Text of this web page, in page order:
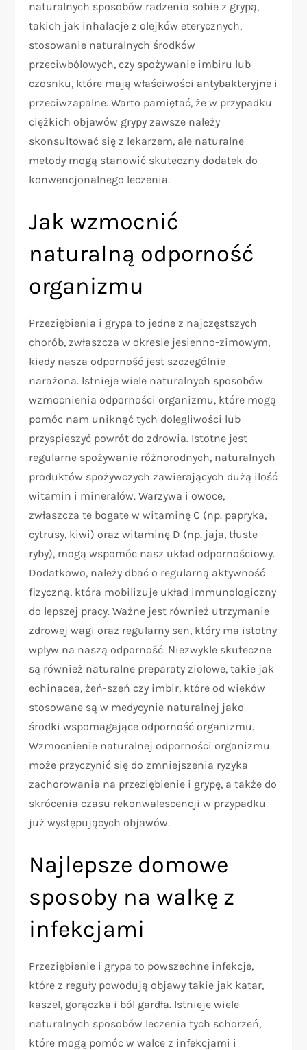
naturalnych sposobów radzenia sobie z grypą,
takich jak inhalacje z olejków eterycznych,
stosowanie naturalnych środków
przeciwbólowych, czy spożywanie imbiru lub
czosnku, które mają właściwości antybakteryjne i
przeciwzapalne. Warto pamiętać, że w przypadku
ciężkich objawów grypy zawsze należy
skonsultować się z lekarzem, ale naturalne
metody mogą stanowić skuteczny dodatek do
konwencjonalnego leczenia.
Jak wzmocnić
naturalną odporność
organizmu
Przeziębienia i grypa to jedne z najczęstszych
chorób, zwłaszcza w okresie jesienno-zimowym,
kiedy nasza odporność jest szczególnie
narażona. Istnieje wiele naturalnych sposobów
wzmocnienia odporności organizmu, które mogą
pomóc nam uniknąć tych dolegliwości lub
przyspieszyć powrót do zdrowia. Istotne jest
regularne spożywanie różnorodnych, naturalnych
produktów spożywczych zawierających dużą ilość
witamin i minerałów. Warzywa i owoce,
zwłaszcza te bogate w witaminę C (np. papryka,
cytrusy, kiwi) oraz witaminę D (np. jaja, tłuste
ryby), mogą wspomóc nasz układ odpornościowy.
Dodatkowo, należy dbać o regularną aktywność
fizyczną, która mobilizuje układ immunologiczny
do lepszej pracy. Ważne jest również utrzymanie
zdrowej wagi oraz regularny sen, który ma istotny
wpływ na naszą odporność. Niezwykle skuteczne
są również naturalne preparaty ziołowe, takie jak
echinacea, żeń-szeń czy imbir, które od wieków
stosowane są w medycynie naturalnej jako
środki wspomagające odporność organizmu.
Wzmocnienie naturalnej odporności organizmu
może przyczynić się do zmniejszenia ryzyka
zachorowania na przeziębienie i grypę, a także do
skrócenia czasu rekonwalescencji w przypadku
już występujących objawów.
Najlepsze domowe
sposoby na walkę z
infekcjami
Przeziębienie i grypa to powszechne infekcje,
które z reguły powodują objawy takie jak katar,
kaszel, gorączka i ból gardła. Istnieje wiele
naturalnych sposobów leczenia tych schorzeń,
które mogą pomóc w walce z infekcjami i